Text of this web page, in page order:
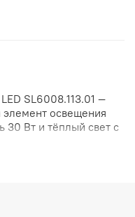
SL6008.113.01 —
освещения
30 Вт и тёплый свет с
решением для